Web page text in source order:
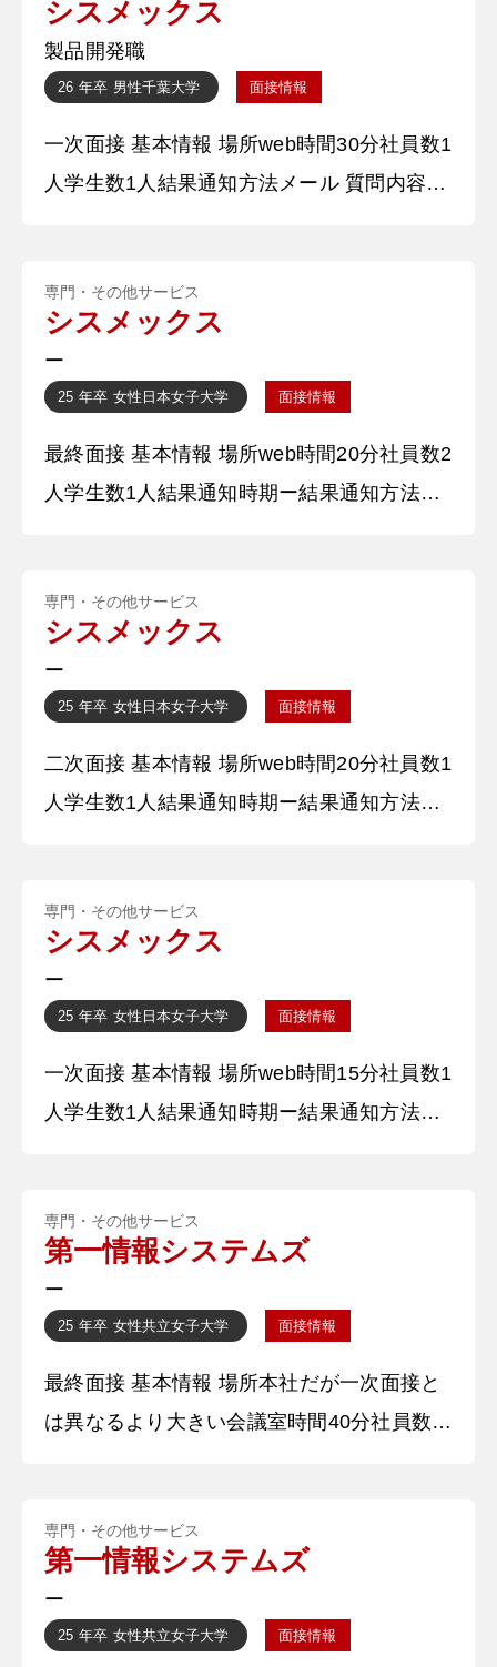
〇〇と申します。学生時代は〇〇コースに所
属していたため、4大力学や製図等を学びま
した。研究室からは医工学の色の強い研究室
へ進み、筋肉系疾患の簡便な診断装置の開
シスメックス
製品開発職
26 年卒 男性千葉大学 面接情報
一次面接 基本情報 場所web時間30分社員数1
人学生数1人結果通知方法メール 質問内容・
を用いた疾患の診断装置開発に取り組んでお
ります。従来の診断では、測定者によって診
断結果がばらばらという問題があります。そ
こで私はこの課題を解決するための実験を考
案しました。１から始めた研究であったた
専門・その他サービス
シスメックス
ー
25 年卒 女性 日本女子大学 面接情報
最終面接 基本情報 場所web時間20分社員数2
人学生数1人結果通知時期ー結果通知方法電
ティア団体の〇〇県代表として、若年層への
〇〇啓発に力を入れています。その施策とし
て、高校での〇〇セミナー企画を立ち上げま
した。連盟の学生メンバーをはじめ、〇〇の
職員の方や、開催先の高校の方と打ち合わ
専門・その他サービス
シスメックス
ー
25 年卒 女性 日本女子大学 面接情報
二次面接 基本情報 場所web時間20分社員数1
人学生数1人結果通知時期ー結果通知方法電
ンティアをしていました。街頭での声掛けの
ボランティアと、年3回の企画イベントの実
施を行っていました。コロナ禍で年2回だっ
た回数を3回に増やし、団員数を1.5倍にしま
した。 【深掘質問】
専門・その他サービス
シスメックス
ー
25 年卒 女性 日本女子大学 面接情報
一次面接 基本情報 場所web時間15分社員数1
人学生数1人結果通知時期ー結果通知方法電
す。現在ゼミナールでは、ワークライフバラ
ンスや〇〇について勉強しております。ま
た、学業以外では、学生団体のボランティア
に所属しており、代表を務め、若年層への〇
〇啓発に力を入れております。健康を支
専門・その他サービス
第一情報システムズ
ー
25 年卒 女性共立女子大学 面接情報
最終面接 基本情報 場所本社だが一次面接と
は異なるより大きい会議室時間40分社員数5
願いします。 〇〇大学〇〇学部〇〇学科4年
の〇〇と申します。大学では〇〇に3年間所
属しており、アルバイトではファストフード
店で3年間トレーナーとして働いておりま
専門・その他サービス
第一情報システムズ
ー
25 年卒 女性共立女子大学 面接情報